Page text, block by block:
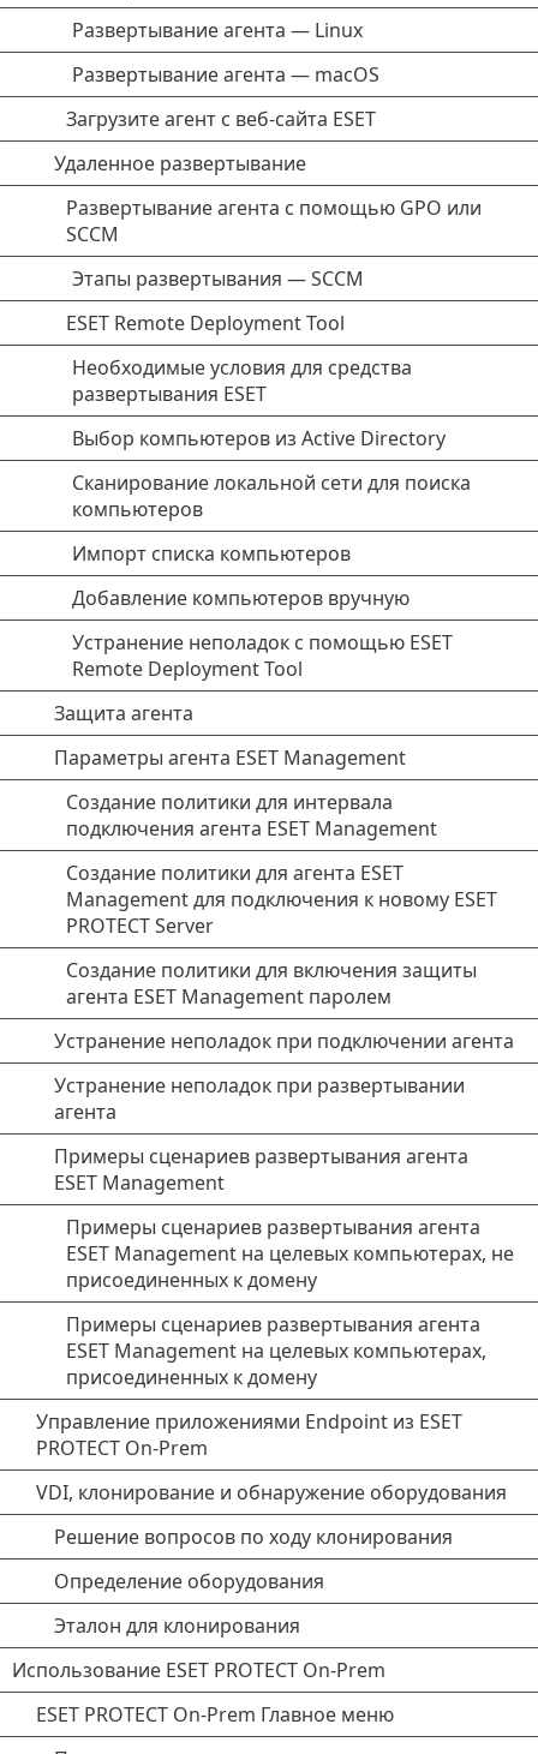
Развертывание агента — Linux
Развертывание агента — macOS
Загрузите агент с веб-сайта ESET
Удаленное развертывание
Развертывание агента с помощью GPO или
SCCM
Этапы развертывания — SCCM
ESET Remote Deployment Tool
Необходимые условия для средства
развертывания ESET
Выбор компьютеров из Active Directory
Сканирование локальной сети для поиска
компьютеров
Импорт списка компьютеров
Добавление компьютеров вручную
Устранение неполадок с помощью ESET
Remote Deployment Tool
Защита агента
Параметры агента ESET Management
Создание политики для интервала
подключения агента ESET Management
Создание политики для агента ESET
Management для подключения к новому ESET
PROTECT Server
Создание политики для включения защиты
агента ESET Management паролем
Устранение неполадок при подключении агента
Устранение неполадок при развертывании
агента
Примеры сценариев развертывания агента
ESET Management
Примеры сценариев развертывания агента
ESET Management на целевых компьютерах, не
присоединенных к домену
Примеры сценариев развертывания агента
ESET Management на целевых компьютерах,
присоединенных к домену
Управление приложениями Endpoint из ESET
PROTECT On-Prem
VDI, клонирование и обнаружение оборудования
Решение вопросов по ходу клонирования
Определение оборудования
Эталон для клонирования
Использование ESET PROTECT On-Prem
ESET PROTECT On-Prem Главное меню